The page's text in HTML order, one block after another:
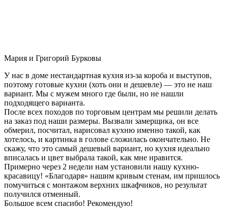
Мария и Григорий Бурковы
У нас в доме нестандартная кухня из-за короба и выступов,
поэтому готовые кухни (хоть они и дешевле) — это не наш
вариант. Мы с мужем много где были, но не нашли
подходящего варианта.
После всех походов по торговым центрам мы решили делать
на заказ под наши размеры. Вызвали замерщика, он все
обмерил, посчитал, нарисовал кухню именно такой, как
хотелось, и картинка в голове сложилась окончательно. Не
скажу, что это самый дешевый вариант, но кухня идеально
вписалась и цвет выбрала такой, как мне нравится.
Примерно через 2 недели нам установили нашу кухню-
красавицу! «Благодаря» нашим кривым стенам, им пришлось
помучиться с монтажом верхних шкафчиков, но результат
получился отменный.
Большое всем спасибо! Рекомендую!